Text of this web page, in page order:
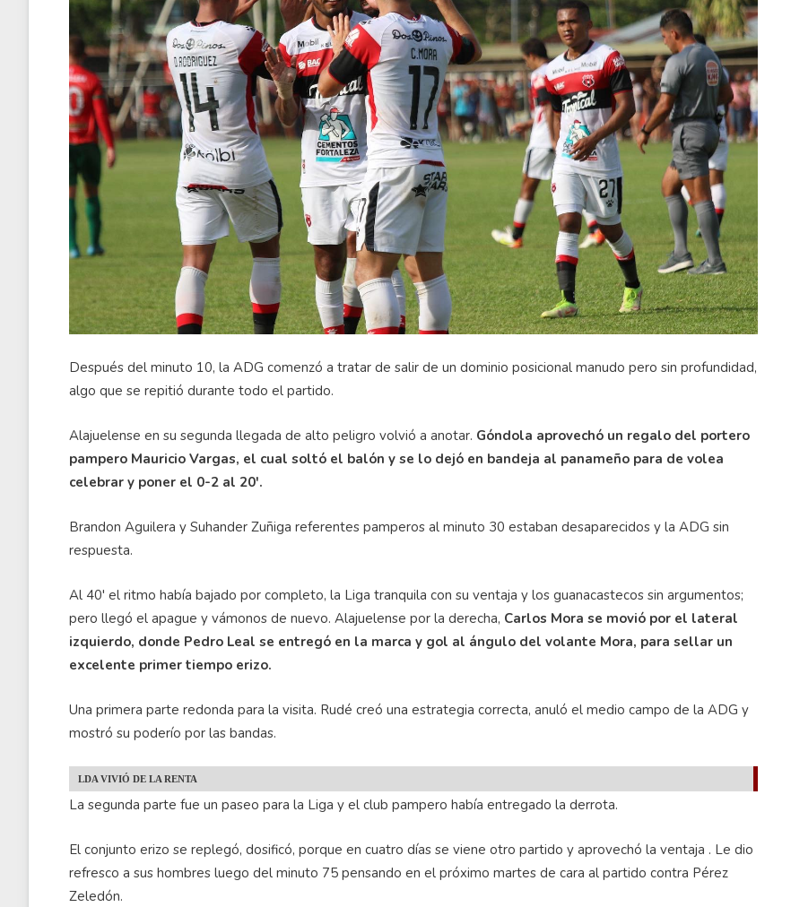
Después del minuto 10, la ADG comenzó a tratar de salir de un dominio posicional manudo pero sin profundidad,
algo que se repitió durante todo el partido.
Alajuelense en su segunda llegada de alto peligro volvió a anotar. Góndola aprovechó un regalo del portero
pampero Mauricio Vargas, el cual soltó el balón y se lo dejó en bandeja al panameño para de volea
celebrar y poner el 0-2 al 20'.
Brandon Aguilera y Suhander Zuñiga referentes pamperos al minuto 30 estaban desaparecidos y la ADG sin
respuesta.
Al 40' el ritmo había bajado por completo, la Liga tranquila con su ventaja y los guanacastecos sin argumentos;
pero llegó el apague y vámonos de nuevo. Alajuelense por la derecha, Carlos Mora se movió por el lateral
izquierdo, donde Pedro Leal se entregó en la marca y gol al ángulo del volante Mora, para sellar un
excelente primer tiempo erizo.
Una primera parte redonda para la visita. Rudé creó una estrategia correcta, anuló el medio campo de la ADG y
mostró su poderío por las bandas.
LDA VIVIÓ DE LA RENTA
La segunda parte fue un paseo para la Liga y el club pampero había entregado la derrota.
El conjunto erizo se replegó, dosificó, porque en cuatro días se viene otro partido y aprovechó la ventaja . Le dio
refresco a sus hombres luego del minuto 75 pensando en el próximo martes de cara al partido contra Pérez
Zeledón.